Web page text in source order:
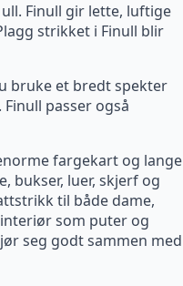
Finull gir lette, luftige
strikket i Finull blir
bruke et bredt spekter
passer også
fargekart og lange
bukser, luer, skjerf og
til både dame,
som puter og
seg godt sammen med